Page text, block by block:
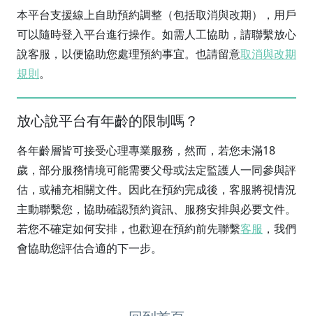
本平台支援線上自助預約調整（包括取消與改期），用戶
可以隨時登入平台進行操作。如需人工協助，請聯繫放心
說客服，以便協助您處理預約事宜。也請留意取消與改期
規則。
放心說平台有年齡的限制嗎？
各年齡層皆可接受心理專業服務，然而，若您未滿18
歲，部分服務情境可能需要父母或法定監護人一同參與評
估，或補充相關文件。因此在預約完成後，客服將視情況
主動聯繫您，協助確認預約資訊、服務安排與必要文件。
若您不確定如何安排，也歡迎在預約前先聯繫客服 ，我們
會協助您評估合適的下一步。